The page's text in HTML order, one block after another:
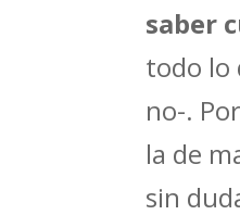
saber
todo lo
no-.
la de
sin